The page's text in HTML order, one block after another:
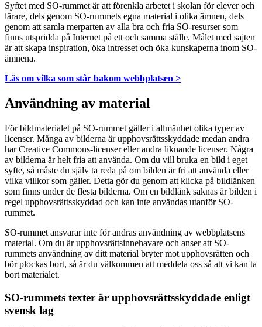
Syftet med SO-rummet är att förenkla arbetet i skolan för elever och
lärare, dels genom SO-rummets egna material i olika ämnen, dels
genom att samla merparten av alla bra och fria SO-resurser som
finns utspridda på Internet på ett och samma ställe. Målet med sajten
är att skapa inspiration, öka intresset och öka kunskaperna inom SO-
ämnena.
Läs om vilka som står bakom webbplatsen >
Användning av material
För bildmaterialet på SO-rummet gäller i allmänhet olika typer av
licenser. Många av bilderna är upphovsrättsskyddade medan andra
har Creative Commons-licenser eller andra liknande licenser. Några
av bilderna är helt fria att använda. Om du vill bruka en bild i eget
syfte, så måste du själv ta reda på om bilden är fri att använda eller
vilka villkor som gäller. Detta gör du genom att klicka på bildlänken
som finns under de flesta bilderna. Om en bildlänk saknas är bilden i
regel upphovsrättsskyddad och kan inte användas utanför SO-
rummet.
SO-rummet ansvarar inte för andras användning av webbplatsens
material. Om du är upphovsrättsinnehavare och anser att SO-
rummets användning av ditt material bryter mot upphovsrätten och
bör plockas bort, så är du välkommen att meddela oss så att vi kan ta
bort materialet.
SO-rummets texter är upphovsrättsskyddade enligt
svensk lag